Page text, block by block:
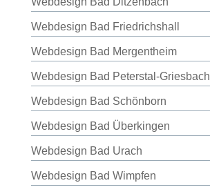
Webdesign Bad Friedrichshall
Webdesign Bad Mergentheim
Webdesign Bad Peterstal-Griesbach
Webdesign Bad Schönborn
Webdesign Bad Überkingen
Webdesign Bad Urach
Webdesign Bad Wimpfen